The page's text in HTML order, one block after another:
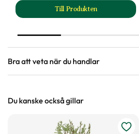
Till Produkten
till Kruka Tor
Bra att veta när du handlar
Vi försöker alltid ange
är unika så kan måtten och din
Du kanske också gillar